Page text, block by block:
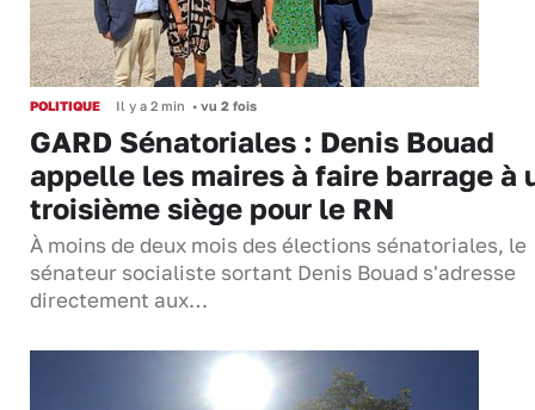
POLITIQUE Il y a 2 min • vu 2 fois
GARD Sénatoriales : Denis Bouad
appelle les maires à faire barrage à
troisième siège pour le RN
À moins de deux mois des élections sénatoriales, le
sénateur socialiste sortant Denis Bouad s'adresse
directement aux…